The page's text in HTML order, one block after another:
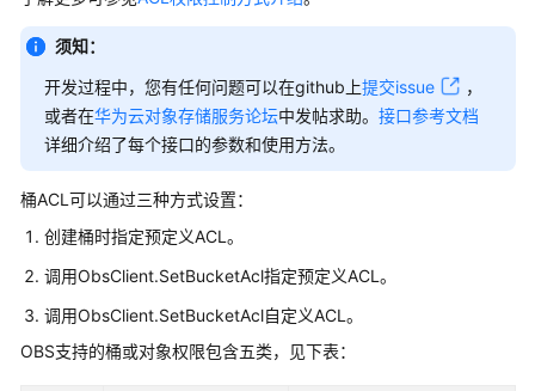
绍
计
费
说
速
入
用
须知：
开发过程中，您有任何问题可以在github上提交issue
，
或者在华为云对象存储服务论坛中发帖求助。 接口参考文档
详细介绍了每个接口的参数和使用方法。
桶ACL可以通过三种方式设置：
创建桶时指定预定义ACL。
调用ObsClient.SetBucketAcl指定预定义ACL。
调用ObsClient.SetBucketAcl自定义ACL。
OBS支持的桶或对象权限包含五类，见下表：